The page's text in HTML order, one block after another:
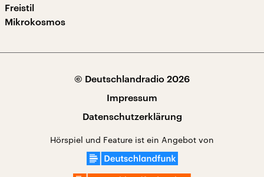
Freistil
Mikrokosmos
© Deutschlandradio 2026
Impressum
Datenschutzerklärung
Hörspiel und Feature ist ein Angebot von